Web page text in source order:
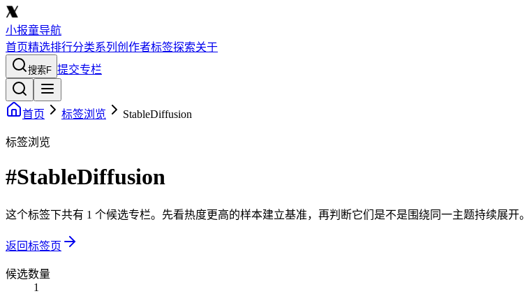
小报童导航
首页精选排行分类系列 创作者标签探索关于
搜索F 提交专栏
首页 标签浏览 StableDiffusion
标签浏览
#StableDiffusion
这个标签下共有 1 个候选专栏。先看热度更高的样本建立基准，再判断它们是不是围绕同一主题持续展开。
返回标签页
候选数量
1